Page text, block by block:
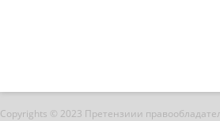
Copyrights © 2023 Претензиии